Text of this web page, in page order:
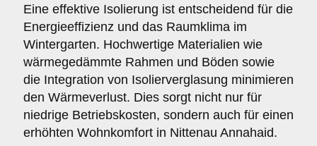
Eine effektive Isolierung ist entscheidend für die
Energieeffizienz und das Raumklima im
Wintergarten. Hochwertige Materialien wie
wärmegedämmte Rahmen und Böden sowie
die Integration von Isolierverglasung minimieren
den Wärmeverlust. Dies sorgt nicht nur für
niedrige Betriebskosten, sondern auch für einen
erhöhten Wohnkomfort in Nittenau Annahaid.